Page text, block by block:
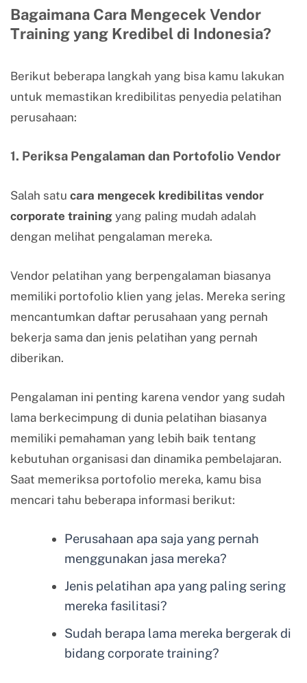
Bagaimana Cara Mengecek Vendor
Training yang Kredibel di Indonesia?
Berikut beberapa langkah yang bisa kamu lakukan
untuk memastikan kredibilitas penyedia pelatihan
perusahaan:
1. Periksa Pengalaman dan Portofolio Vendor
Salah satu cara mengecek kredibilitas vendor
corporate training yang paling mudah adalah
dengan melihat pengalaman mereka.
Vendor pelatihan yang berpengalaman biasanya
memiliki portofolio klien yang jelas. Mereka sering
mencantumkan daftar perusahaan yang pernah
bekerja sama dan jenis pelatihan yang pernah
diberikan.
Pengalaman ini penting karena vendor yang sudah
lama berkecimpung di dunia pelatihan biasanya
memiliki pemahaman yang lebih baik tentang
kebutuhan organisasi dan dinamika pembelajaran.
Saat memeriksa portofolio mereka, kamu bisa
mencari tahu beberapa informasi berikut:
Perusahaan apa saja yang pernah
menggunakan jasa mereka?
Jenis pelatihan apa yang paling sering
mereka fasilitasi?
Sudah berapa lama mereka bergerak di
bidang corporate training?